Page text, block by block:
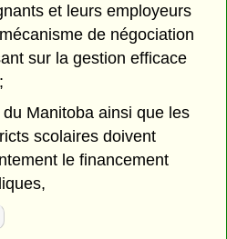
et leurs employeurs
de négociation
sur la gestion efficace
Manitoba ainsi que les
scolaires doivent
le financement